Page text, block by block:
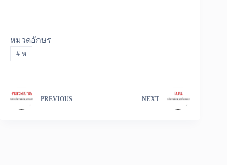
หมวดอักษร
#ห
PREVIOUS NEXT